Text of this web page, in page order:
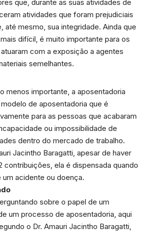
que, durante as suas atividades de
atividades que foram prejudiciais
até mesmo, sua integridade. Ainda que
difícil, é muito importante para os
com a exposição a agentes
semelhantes.
menos importante, a aposentadoria
de aposentadoria que é
para as pessoas que acabaram
ou impossibilidade de
dentro do mercado de trabalho.
Jacintho Baragatti, apesar de haver
contribuições, ela é dispensada quando
um acidente ou doença.
sobre o papel de um
um processo de aposentadoria, aqui
o Dr. Amauri Jacintho Baragatti,